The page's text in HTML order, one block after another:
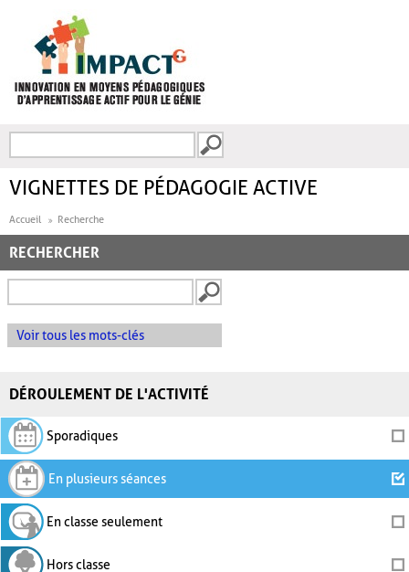
FORMULAIRE DE
VIGNETTES DE PÉDAGOGIE ACTIVE
Accueil Recherche
RECHERCHER
Voir tous les mots-clés
DÉROULEMENT DE L'ACTIVITÉ
Sporadiques
En plusieurs séances
En classe seulement
Hors classe